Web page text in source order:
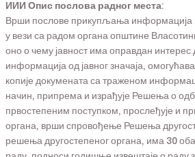
ИИИ Опис послова радног места:
Врши послове прикупљања информација
у вези са радом органа општине
оно о чему јавност има оправдан
информација од јавног значаја,
копије докумената са траженом
начин, припрема и израђује Решења о
првостепеним поступком, прослеђује и
органа, врши спровођење Решења
решења другостепеног органа, има 30